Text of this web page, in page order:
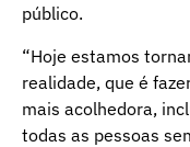
público.
“Hoje estamos
realidade, que é
mais acolhedora,
todas as pessoas